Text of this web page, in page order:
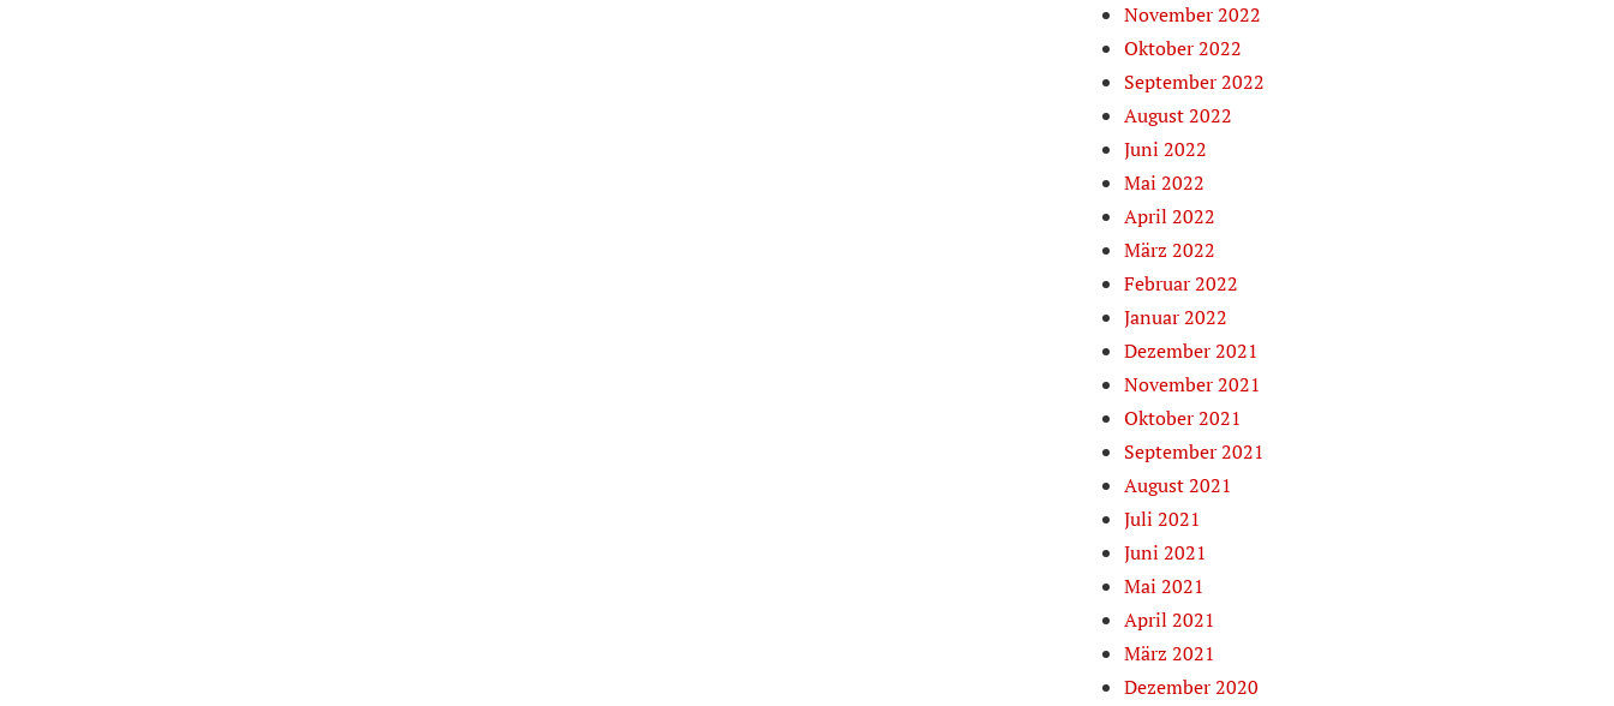
November 2022
Oktober 2022
September 2022
August 2022
Juni 2022
Mai 2022
April 2022
März 2022
Februar 2022
Januar 2022
Dezember 2021
November 2021
Oktober 2021
September 2021
August 2021
Juli 2021
Juni 2021
Mai 2021
April 2021
März 2021
Dezember 2020